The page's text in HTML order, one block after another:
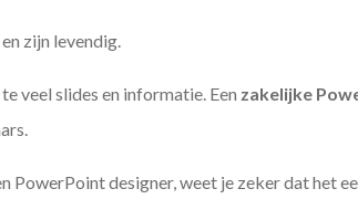
zijn levendig.
veel slides en informatie. Een zakelijke
PowerPoint designer, weet je zeker dat het